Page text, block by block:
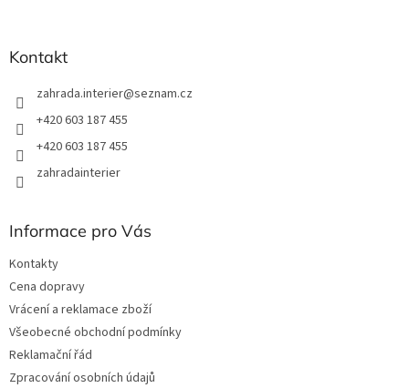
Kontakt
zahrada.interier@seznam.cz
+420 603 187 455
+420 603 187 455
zahradainterier
Informace pro Vás
Kontakty
Cena dopravy
Vrácení a reklamace zboží
Všeobecné obchodní podmínky
Reklamační řád
Zpracování osobních údajů